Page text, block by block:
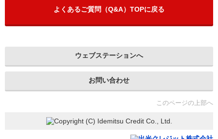
よくあるご質問（Q&A）TOPに戻る
ウェブステーションへ
お問い合わせ
このページの上部へ